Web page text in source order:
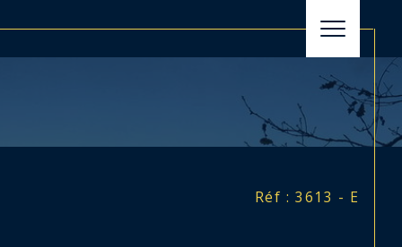
filtrer
Réf : 3613 - E